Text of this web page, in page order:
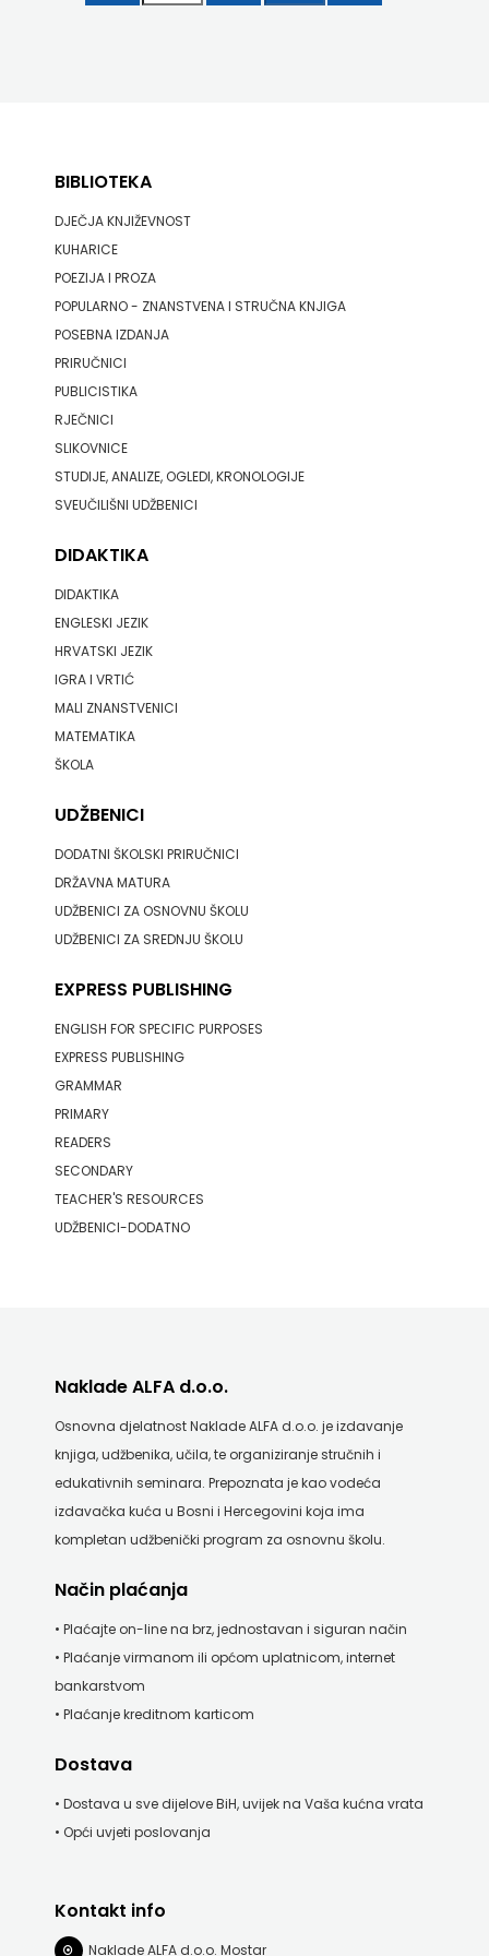
BIBLIOTEKA
DJEČJA KNJIŽEVNOST
KUHARICE
POEZIJA I PROZA
POPULARNO - ZNANSTVENA I STRUČNA KNJIGA
POSEBNA IZDANJA
PRIRUČNICI
PUBLICISTIKA
RJEČNICI
SLIKOVNICE
STUDIJE, ANALIZE, OGLEDI, KRONOLOGIJE
SVEUČILIŠNI UDŽBENICI
DIDAKTIKA
DIDAKTIKA
ENGLESKI JEZIK
HRVATSKI JEZIK
IGRA I VRTIĆ
MALI ZNANSTVENICI
MATEMATIKA
ŠKOLA
UDŽBENICI
DODATNI ŠKOLSKI PRIRUČNICI
DRŽAVNA MATURA
UDŽBENICI ZA OSNOVNU ŠKOLU
UDŽBENICI ZA SREDNJU ŠKOLU
EXPRESS PUBLISHING
ENGLISH FOR SPECIFIC PURPOSES
EXPRESS PUBLISHING
GRAMMAR
PRIMARY
READERS
SECONDARY
TEACHER'S RESOURCES
UDŽBENICI-DODATNO
Naklade ALFA d.o.o.
Osnovna djelatnost Naklade ALFA d.o.o. je izdavanje
knjiga, udžbenika, učila, te organiziranje stručnih i
edukativnih seminara. Prepoznata je kao vodeća
izdavačka kuća u Bosni i Hercegovini koja ima
kompletan udžbenički program za osnovnu školu.
Način plaćanja
• Plaćajte on-line na brz, jednostavan i siguran način
• Plaćanje virmanom ili općom uplatnicom, internet
bankarstvom
• Plaćanje kreditnom karticom
Dostava
• Dostava u sve dijelove BiH, uvijek na Vaša kućna vrata
• Opći uvjeti poslovanja
Kontakt info
Naklade ALFA d.o.o. Mostar